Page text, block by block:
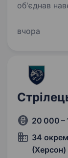
об'єднав
прийшов на
вчора
20 000 –
34
(Херсон)